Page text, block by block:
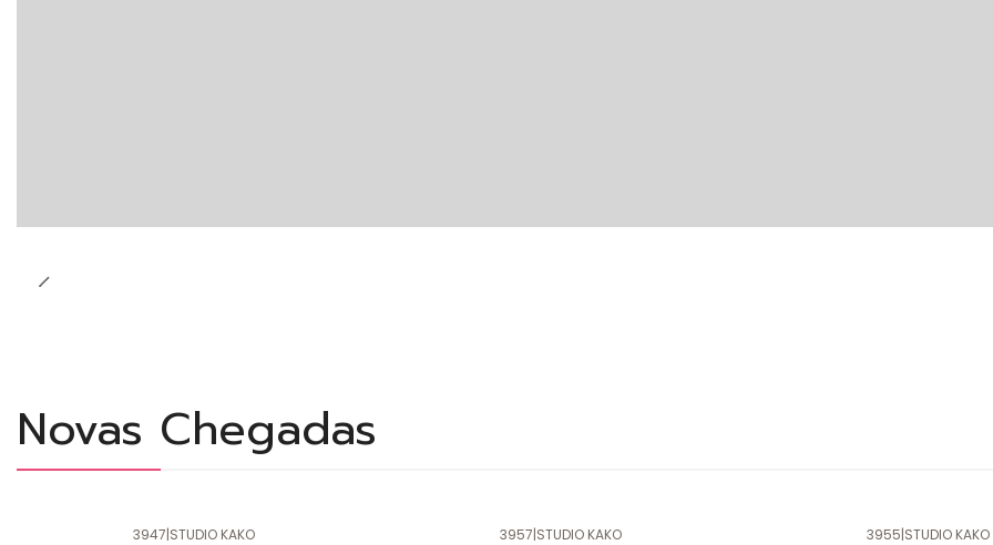
Novas Chegadas
3947|STUDIO KAKO 3957|STUDIO KAKO 3955|STUDIO KAKO